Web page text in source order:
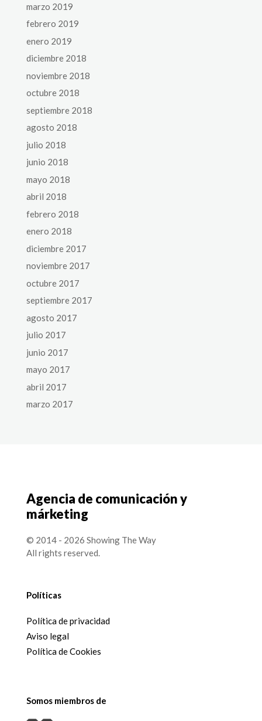
marzo 2019
febrero 2019
enero 2019
diciembre 2018
noviembre 2018
octubre 2018
septiembre 2018
agosto 2018
julio 2018
junio 2018
mayo 2018
abril 2018
febrero 2018
enero 2018
diciembre 2017
noviembre 2017
octubre 2017
septiembre 2017
agosto 2017
julio 2017
junio 2017
mayo 2017
abril 2017
marzo 2017
Agencia de comunicación y
márketing
© 2014 - 2026 Showing The Way
All rights reserved.
Políticas
Política de privacidad
Aviso legal
Política de Cookies
Somos miembros de